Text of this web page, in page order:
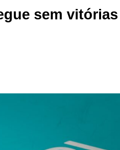
sem